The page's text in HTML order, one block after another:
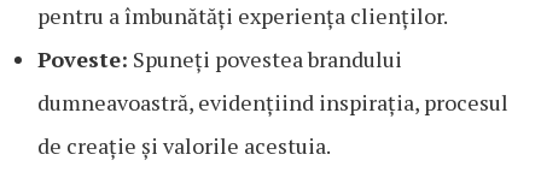
pentru a îmbunătăți experiența clienților.
Poveste: Spuneți povestea brandului
dumneavoastră, evidențiind inspirația, procesul
de creație și valorile acestuia.